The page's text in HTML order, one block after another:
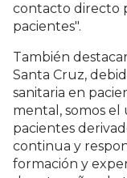
contacto directo
pacientes".
También
Santa Cruz,
sanitaria en
mental, somos el
pacientes
continua y
formación y